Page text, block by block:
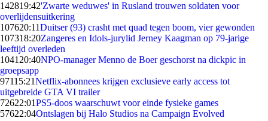
142819:42'Zwarte weduwes' in Rusland trouwen soldaten voor
overlijdensuitkering
107620:11Duitser (93) crasht met quad tegen boom, vier gewonden
107318:20Zangeres en Idols-jurylid Jerney Kaagman op 79-jarige
leeftijd overleden
1041 20:40NPO-manager Menno de Boer geschorst na dickpic in
groepsapp
97115:21Netflix-abonnees krijgen exclusieve early access tot
uitgebreide GTA VI trailer
72622:01PS5-doos waarschuwt voor einde fysieke games
57622:04Ontslagen bij Halo Studios na Campaign Evolved